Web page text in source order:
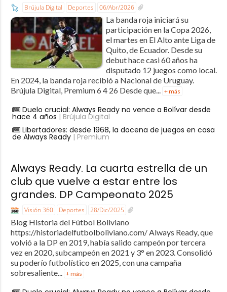
Brújula Digital Deportes 06/Abr/2026
La banda roja iniciará su
participación en la Copa 2026,
el martes en El Alto ante Liga de
Quito, de Ecuador. Desde su
debut hace casi 60 años ha
disputado 12 juegos como local.
En 2024, la banda roja recibió a Nacional de Uruguay.
Brújula Digital, Premium 6 4 26 Desde que... + más
Duelo crucial: Always Ready no vence a Bolívar desde
hace 4 años | Brújula Digital
Libertadores: desde 1968, la docena de juegos en casa
de Always Ready| Premium
Always Ready. La cuarta estrella de un
club que vuelve a estar entre los
grandes. DP Campeonato 2025
Visión 360 Deportes 28/Dic/2025
Blog Historia del Fútbol Boliviano
https://historiadelfutbolboliviano.com/ Always Ready, que
volvió a la DP en 2019, había salido campeón por tercera
vez en 2020, subcampeón en 2021 y 3° en 2023. Consolidó
su poderío futbolístico en 2025, con una campaña
sobresaliente...
+ más